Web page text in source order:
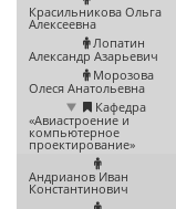
Красильникова Ольга
Алексеевна
Лопатин
Александр Азарьевич
Морозова
Олеся Анатольевна
Кафедра
«Авиастроение и
компьютерное
проектирование»
Андрианов Иван
Константинович